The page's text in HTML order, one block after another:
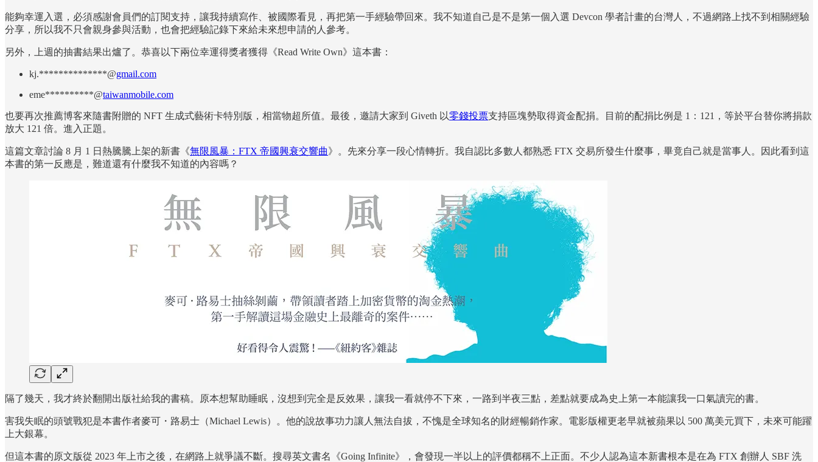
能夠幸運入選，必須感謝會員們的訂閱支持，讓我持續寫作、被國際看見，再把第一手經驗帶回來。我不知道自己是不是第一個入選 Devcon 學者計畫的台灣人，不過網路上找不到相關經驗
分享，所以我不只會親身參與活動，也會把經驗記錄下來給未來想申請的人參考。
另外，上週的抽書結果出爐了。恭喜以下兩位幸運得獎者獲得《Read Write Own》這本書：
kj.**************@gmail.com
eme**********@taiwanmobile.com
也要再次推薦博客來隨書附贈的 NFT 生成式藝術卡特別版，相當物超所值。最後，邀請大家到 Giveth 以零錢投票支持區塊勢取得資金配捐。目前的配捐比例是 1：121，等於平台替你將捐款
放大 121 倍。進入正題。
這篇文章討論 8 月 1 日熱騰騰上架的新書《無限風暴：FTX 帝國興衰交響曲》。先來分享一段心情轉折。我自認比多數人都熟悉 FTX 交易所發生什麼事，畢竟自己就是當事人。因此看到這
本書的第一反應是，難道還有什麼我不知道的內容嗎？
隔了幾天，我才終於翻開出版社給我的書稿。原本想幫助睡眠，沒想到完全是反效果，讓我一看就停不下來，一路到半夜三點，差點就要成為史上第一本能讓我一口氣讀完的書。
害我失眠的頭號戰犯是本書作者麥可・路易士（Michael Lewis）。他的說故事功力讓人無法自拔，不愧是全球知名的財經暢銷作家。電影版權更老早就被蘋果以 500 萬美元買下，未來可能躍
上大銀幕。
但這本書的原文版從 2023 年上市之後，在網路上就爭議不斷。搜尋英文書名《Going Infinite》，會發現一半以上的評價都稱不上正面。不少人認為這本新書根本是在為 FTX 創辦人 SBF 洗